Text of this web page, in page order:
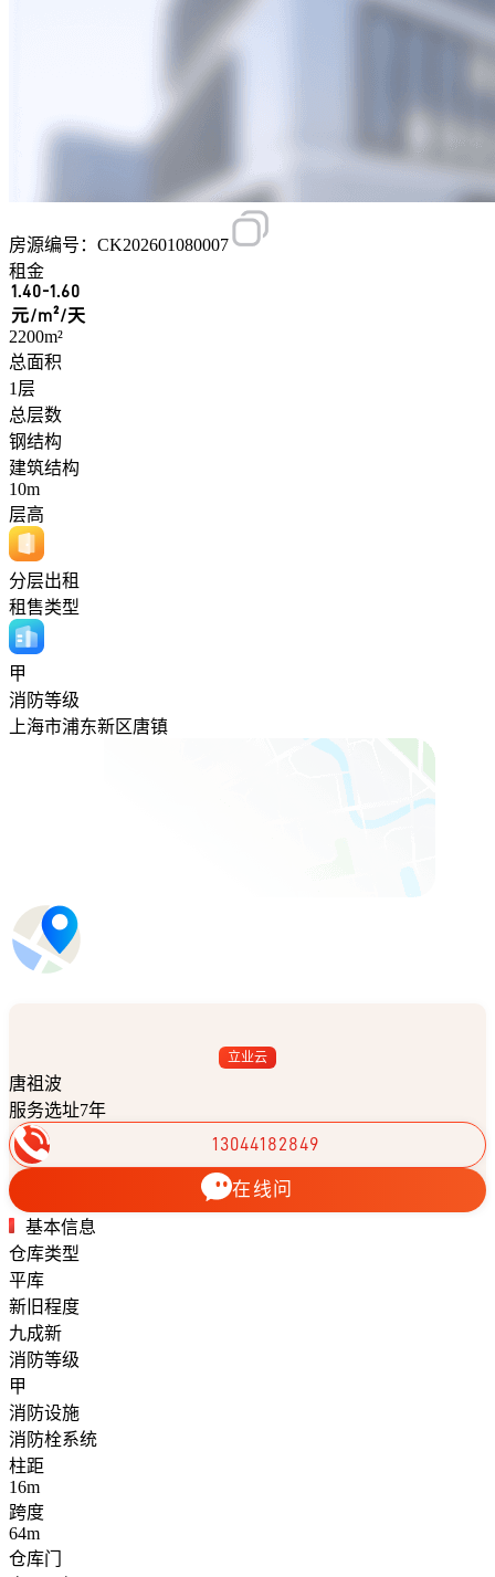
房源编号：CK202601080007
租金
1.40-1.60
元/m²/天
2200m²
总面积
1层
总层数
钢结构
建筑结构
10m
层高
分层出租
租售类型
甲
消防等级
上海市浦东新区唐镇
立业云
唐祖波
服务选址7年
13044182849
在线问
基本信息
仓库类型
平库
新旧程度
九成新
消防等级
甲
消防设施
消防栓系统
柱距
16m
跨度
64m
仓库门